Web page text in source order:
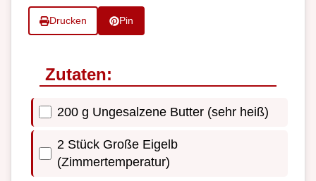
Drucken Pin
Zutaten:
200 g Ungesalzene Butter (sehr heiß)
2 Stück Große Eigelb
(Zimmertemperatur)